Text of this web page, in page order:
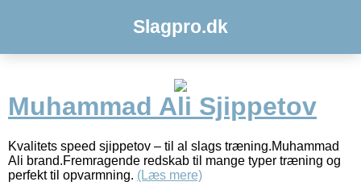
Slagpro.dk
Muhammad Ali Sjippetov
Kvalitets speed sjippetov – til al slags træning.Muhammad
Ali brand.Fremragende redskab til mange typer træning og
perfekt til opvarmning. (Læs mere)